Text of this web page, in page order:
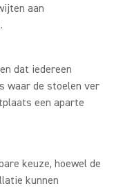
aan
dat iedereen
waar de stoelen ver
een aparte
keuze, hoewel de
kunnen